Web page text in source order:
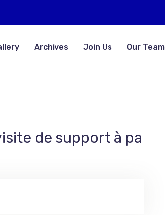
Archives Join Us Our Team
de support à pa